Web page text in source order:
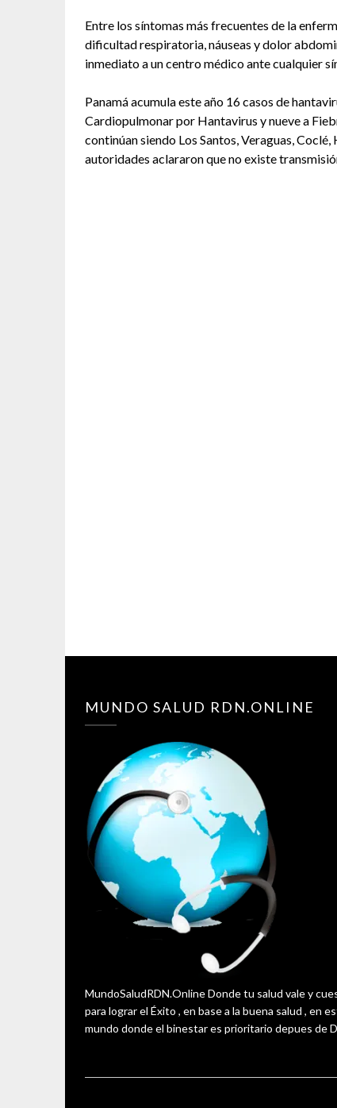
Entre los síntomas más frecuentes de la
dificultad respiratoria, náuseas y dolor
inmediato a un centro médico ante cualquier
Panamá acumula este año 16 casos de
Cardiopulmonar por Hantavirus y nueve a
continúan siendo Los Santos, Veraguas,
autoridades aclararon que no existe
MUNDO SALUD RDN.ONLINE
MundoSaludRDN.Online Donde tu salud vale y
para lograr el Éxito , en base a la buena salud , en
mundo donde el binestar es prioritario depues de